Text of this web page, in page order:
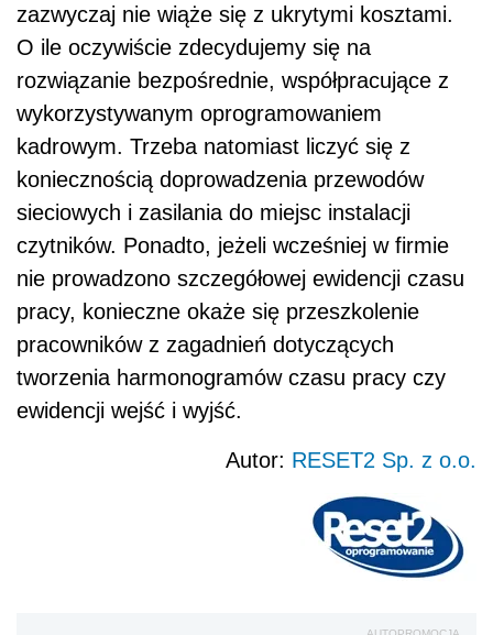
zazwyczaj nie wiąże się z ukrytymi kosztami.
O ile oczywiście zdecydujemy się na
rozwiązanie bezpośrednie, współpracujące z
wykorzystywanym oprogramowaniem
kadrowym. Trzeba natomiast liczyć się z
koniecznością doprowadzenia przewodów
sieciowych i zasilania do miejsc instalacji
czytników. Ponadto, jeżeli wcześniej w firmie
nie prowadzono szczegółowej ewidencji czasu
pracy, konieczne okaże się przeszkolenie
pracowników z zagadnień dotyczących
tworzenia harmonogramów czasu pracy czy
ewidencji wejść i wyjść.
Autor: RESET2 Sp. z o.o.